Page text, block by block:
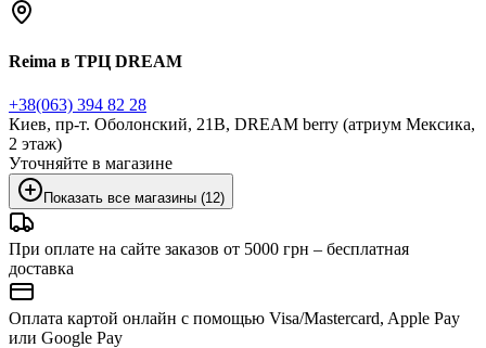
Reima в ТРЦ DREAM
+38(063) 394 82 28
Киев, пр-т. Оболонский, 21В, DREAM berry (атриум Мексика,
2 этаж)
Уточняйте в магазине
Показать все магазины (12)
При оплате на сайте заказов от 5000 грн – бесплатная
доставка
Оплата картой онлайн с помощью Visa/Mastercard, Apple Pay
или Google Pay